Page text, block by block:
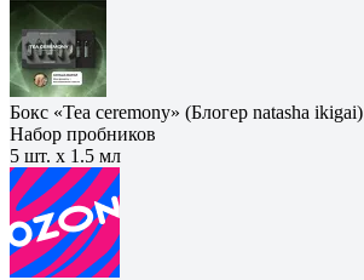
Бокс «Tea ceremony» (Блогер natasha ikigai)
Набор пробников
5 шт. х 1.5 мл